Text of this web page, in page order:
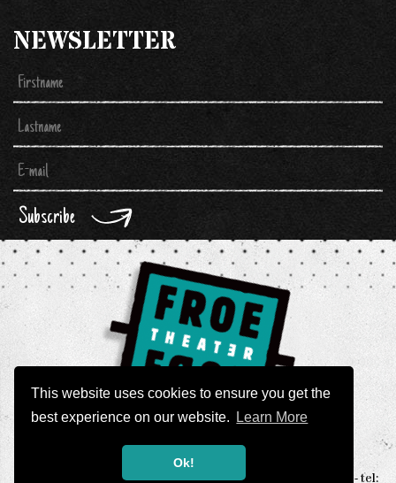
This website uses cookies to ensure you get the
best experience on our website.
Learn More
Ok!
NEWSLETTER
Subscribe
THEATER FROEFROE - Namenstraat 7, 2000 Antwerp Belgium - tel: